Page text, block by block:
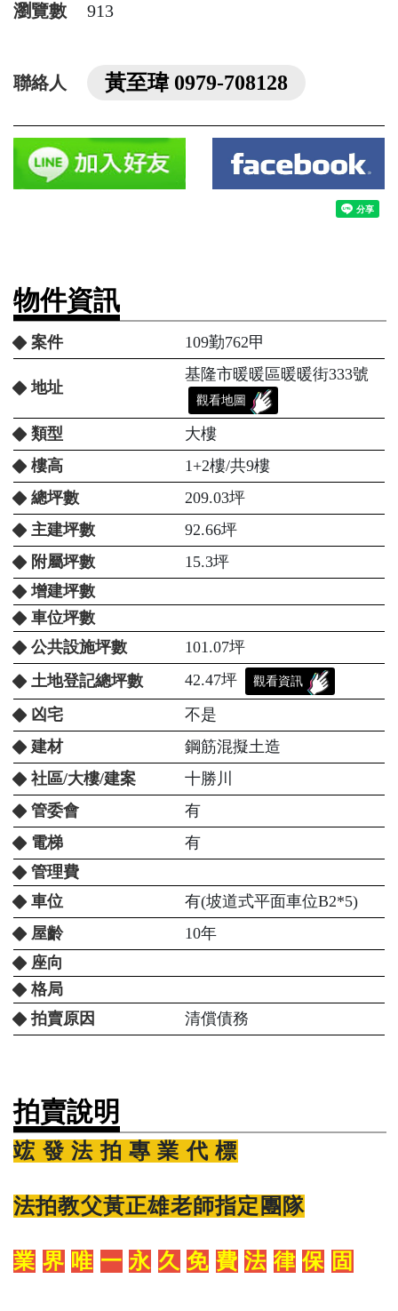
瀏覽數 913
聯絡人 黃至瑋 0979-708128
物件資訊
案件 109勤762甲
地址
基隆市暖暖區暖暖街333號
觀看地圖
類型
大樓
樓高
1+2樓/共9樓
總坪數
209.03坪
主建坪數
92.66坪
附屬坪數
15.3坪
增建坪數
車位坪數
公共設施坪數
101.07坪
土地登記總坪數
42.47坪 觀看資訊
凶宅
不是
建材
鋼筋混擬土造
社區/大樓/建案
十勝川
管委會
有
電梯
有
管理費
車位
有(坡道式平面車位B2*5)
屋齡
10年
座向
格局
拍賣原因
清償債務
拍賣說明
竤 發 法 拍 專 業 代 標
法拍教父黃正雄老師指定團隊
業 界 唯 一 永 久 免 費 法 律 保 固